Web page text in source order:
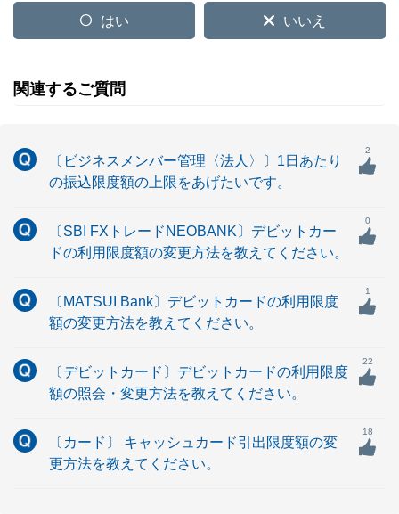
はい いいえ
関連するご質問
〔ビジネスメンバー管理〈法人〉〕1日あたり
の振込限度額の上限をあげたいです。
2
〔SBI FXトレードNEOBANK〕デビットカー
ドの利用限度額の変更方法を教えてください。
0
〔MATSUI Bank〕デビットカードの利用限度
額の変更方法を教えてください。
1
〔デビットカード〕デビットカードの利用限度
額の照会・変更方法を教えてください。
22
〔カード〕 キャッシュカード引出限度額の変
更方法を教えてください。
18